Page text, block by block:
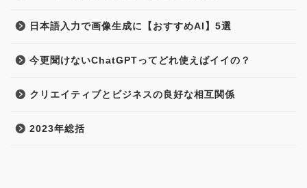
日本語入力で画像生成に【おすすめAI】5選
今更聞けないChatGPTってどれ使えばイイの？
クリエイティブとビジネスの良好な相互関係
2023年総括